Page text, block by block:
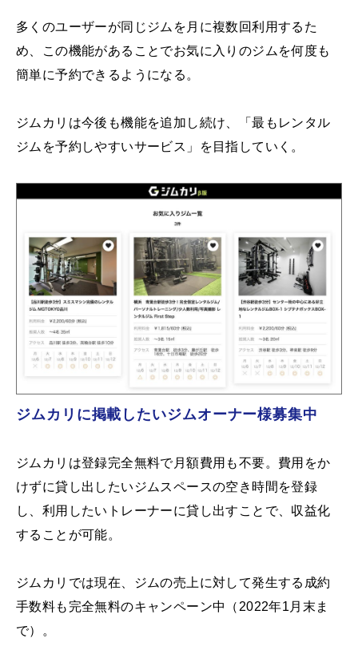
多くのユーザーが同じジムを月に複数回利用するた
め、この機能があることでお気に入りのジムを何度も
簡単に予約できるようになる。
ジムカリは今後も機能を追加し続け、「最もレンタル
ジムを予約しやすいサービス」を目指していく。
ジムカリに掲載したいジムオーナー様募集中
ジムカリは登録完全無料で月額費用も不要。費用をか
けずに貸し出したいジムスペースの空き時間を登録
し、利用したいトレーナーに貸し出すことで、収益化
することが可能。
ジムカリでは現在、ジムの売上に対して発生する成約
手数料も完全無料のキャンペーン中（2022年1月末ま
で）。